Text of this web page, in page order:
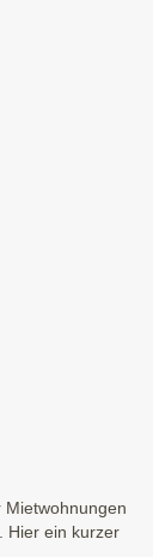
Hier ein kurzer